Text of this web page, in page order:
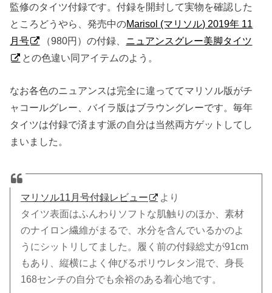
監修のタイツ付録です。付録を開封して実物を確認した
ところどうやら、発売中のMarisol (マリソル) 2019年 11
月号
（980円）の付録、 ニュアンスグレー美脚タイツ
との色違い同アイテムのよう。
なお各色のニュアンスは完全に違っててマリソル版がチ
ャコールグレー、バイラ版はブラウングレーです。毎年
タイツは付録で済ます派の自分は当然両方ゲットしてし
まいました。
マリソル11月号付録レビュー
より
タイツ表面はふんわりソフトな肌触りのほか、素材
のナイロン繊維がまるで、水分を含んでいるかのよ
うにシットリしてました。履く前の付録総丈が91cm
もあり、縦横によく伸びるポリウレタン混で、身長
168センチの自分でも余裕のある着心地です。